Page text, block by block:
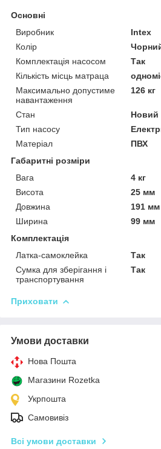
Основні
Виробник
Intex
Колір
Комплектація насосом
Так
Кількість місць матраца
Максимально допустиме
навантаження
126 кг
Стан
Новий
Тип насосу
Матеріал
ПВХ
Габаритні розміри
Вага
4 кг
Висота
25 мм
Довжина
191 мм
Ширина
99 мм
Комплектація
Латка-самоклейка
Так
Сумка для зберігання і
транспортування
Так
Приховати
Умови доставки
Нова Пошта
Магазини Rozetka
Укрпошта
Самовивіз
Всі умови доставки